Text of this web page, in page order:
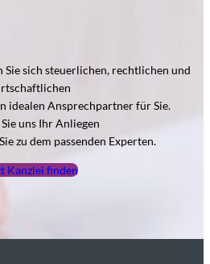
sich steuerlichen, rechtlichen und
idealen Ansprechpartner für Sie.
uns Ihr Anliegen
zu dem passenden Experten.
Kanzlei finden